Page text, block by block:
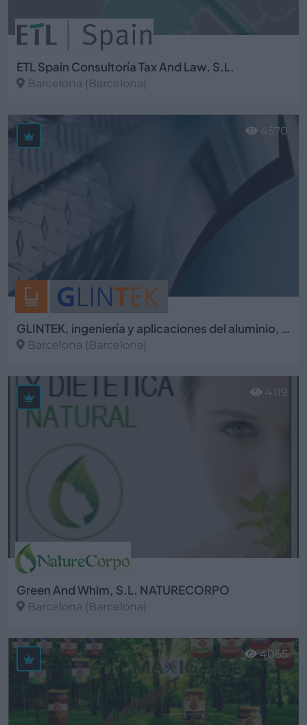
ETL Spain Consultoría Tax And Law, S.L.
Barcelona (Barcelona)
Ver más
GLINTEK, ingeniería y aplicaciones del aluminio, S.L
Barcelona (Barcelona)
Ver más
4570
Green And Whim, S.L. NATURECORPO
Barcelona (Barcelona)
Ver más
4119
4065